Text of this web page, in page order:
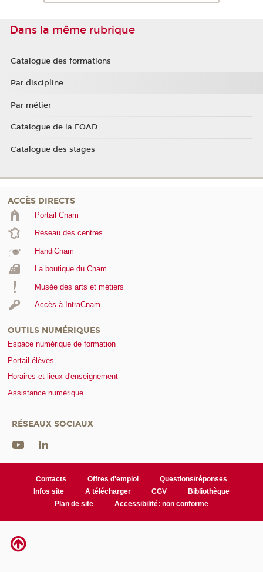
Dans la même rubrique
Catalogue des formations
Par discipline
Par métier
Catalogue de la FOAD
Catalogue des stages
ACCÈS DIRECTS
Portail Cnam
Réseau des centres
HandiCnam
La boutique du Cnam
Musée des arts et métiers
Accès à IntraCnam
OUTILS NUMÉRIQUES
Espace numérique de formation
Portail élèves
Horaires et lieux d'enseignement
Assistance numérique
RÉSEAUX SOCIAUX
Contacts Offres d'emploi
Questions/réponses
Infos site
A télécharger CGV
Bibliothèque
Plan de site
Accessibilité: non conforme